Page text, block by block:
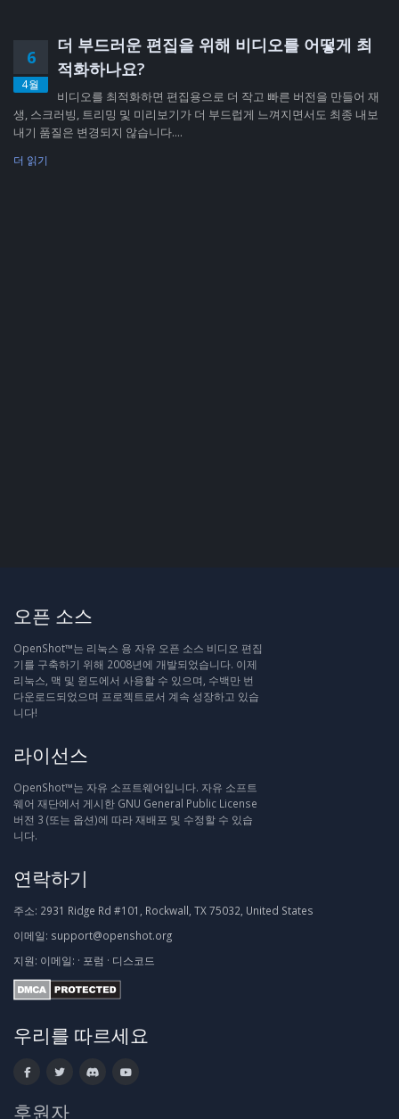
6
4월
더 부드러운 편집을 위해 비디오를 어떻게 최
적화하나요?
비디오를 최적화하면 편집용으로 더 작고 빠른 버전을 만들어 재
생, 스크러빙, 트리밍 및 미리보기가 더 부드럽게 느껴지면서도 최종 내보
내기 품질은 변경되지 않습니다....
더 읽기
오픈 소스
OpenShot™는 리눅스 용 자유 오픈 소스 비디오 편집
기를 구축하기 위해 2008년에 개발되었습니다. 이제
리눅스, 맥 및 윈도에서 사용할 수 있으며, 수백만 번
다운로드되었으며 프로젝트로서 계속 성장하고 있습
니다!
라이선스
OpenShot™는 자유 소프트웨어입니다. 자유 소프트
웨어 재단에서 게시한 GNU General Public License
버전 3 (또는 옵션)에 따라 재배포 및 수정할 수 있습
니다.
연락하기
주소: 2931 Ridge Rd #101, Rockwall, TX 75032, United States
이메일: support@openshot.org
지원: 이메일: · 포럼 · 디스코드
우리를 따르세요
후원자